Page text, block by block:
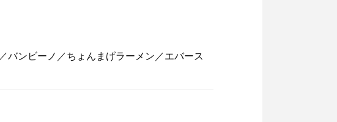
／バンビーノ／ちょんまげラーメン／エバース